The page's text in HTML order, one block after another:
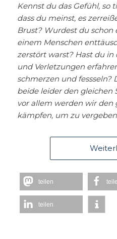
Kennst du das Gefühl, so
dass du meinst, es
Brust? Wurdest du schon
einem Menschen
zerstört warst? Hast du
und Verletzungen
schmerzen und fessseln?
beide leider den gleichen
vor allem werden wir den
kämpfen, um zu
teilen
teilen